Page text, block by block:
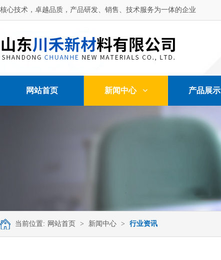
核心技术，卓越品质，产品研发、销售、技术服务为一体的企业
网站首页 新闻中心 产品展示
当前位置: 网站首页 > 新闻中心 > 行业资讯